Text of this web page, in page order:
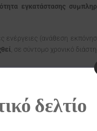
εγκατάστασης
ενέργειες (ανάθεση
, σε σύντομο χρονικό
που βρίσκεται εντός
όπου σύμφωνα με την
πολιτιστικών κτιρίων»,
δελτίο